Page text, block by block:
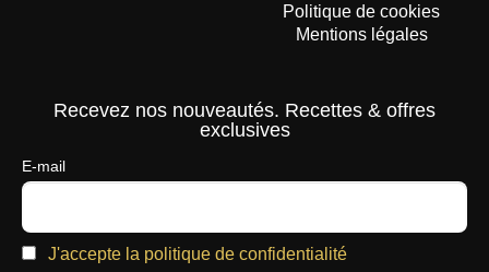
Politique de cookies
Mentions légales
Recevez nos nouveautés. Recettes & offres
exclusives
E-mail
J'accepte la politique de confidentialité